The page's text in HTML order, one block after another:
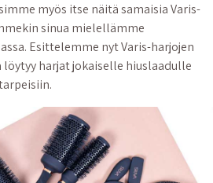
myös itse näitä samaisia Varis-
sinua mielellämme
Esittelemme nyt Varis-harjojen
harjat jokaiselle hiuslaadulle